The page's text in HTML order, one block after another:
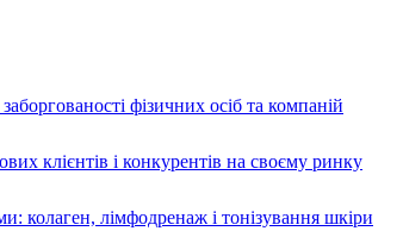
фізичних осіб та компаній
клієнтів і конкурентів на своєму ринку
колаген, лімфодренаж і тонізування шкіри